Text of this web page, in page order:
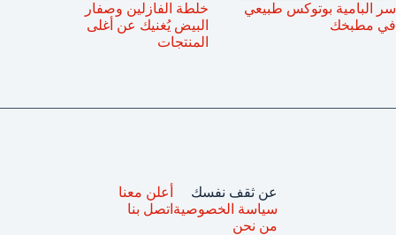
سر البامية بوتوكس طبيعي
في مطبخك
خلطة الفازلين وصفار
البيض يُغنيك عن أغلى
المنتجات
عن ثقف نفسك
سياسة الخصوصية
من نحن
أعلن معنا
اتصل بنا